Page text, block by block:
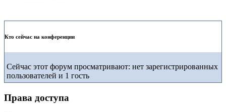
Кто сейчас на конференции
Сейчас этот форум просматривают: нет зарегистрированных
пользователей и 1 гость
Права доступа